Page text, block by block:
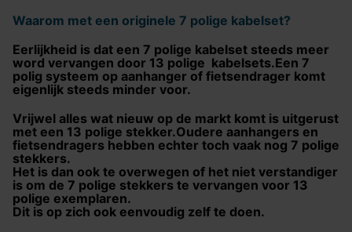
Waarom met een originele 7 polige kabelset?
Eerlijkheid is dat een 7 polige kabelset steeds meer
word vervangen door 13 polige kabelsets.Een 7
polig systeem op aanhanger of fietsendrager komt
eigenlijk steeds minder voor.
Vrijwel alles wat nieuw op de markt komt is uitgerust
met een 13 polige stekker.Oudere aanhangers en
fietsendragers hebben echter toch vaak nog 7 polige
stekkers.
Het is dan ook te overwegen of het niet verstandiger
is om de 7 polige stekkers te vervangen voor 13
polige exemplaren.
Dit is op zich ook eenvoudig zelf te doen.